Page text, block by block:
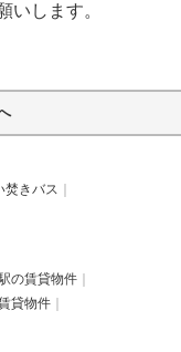
いします。
焚きバス
の賃貸物件
貸物件